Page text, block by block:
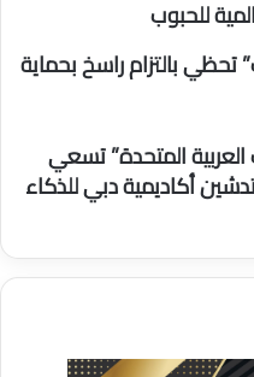
للحبوب
تحظي بالتزام راسخ بحماية
العربية المتحدة” تسعي
أكاديمية دبي للذكاء